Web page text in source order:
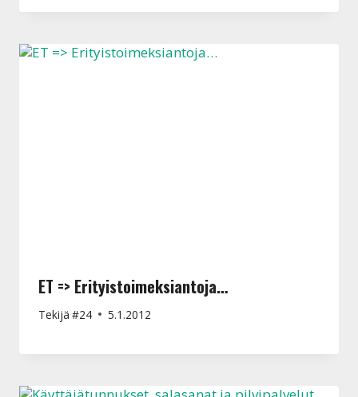
ET => Erityistoimeksiantoja…
Tekijä #24 5.1.2012